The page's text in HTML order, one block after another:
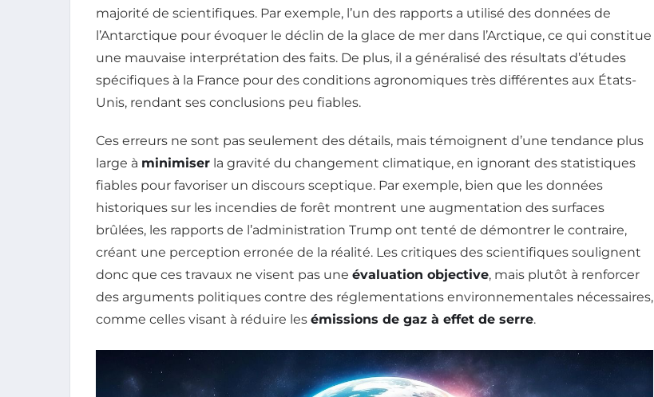
majorité de scientifiques. Par exemple, l’un des rapports a utilisé des données de
l’Antarctique pour évoquer le déclin de la glace de mer dans l’Arctique, ce qui constitue
une mauvaise interprétation des faits. De plus, il a généralisé des résultats d’études
spécifiques à la France pour des conditions agronomiques très différentes aux États-
Unis, rendant ses conclusions peu fiables.
Ces erreurs ne sont pas seulement des détails, mais témoignent d’une tendance plus
large à minimiser la gravité du changement climatique, en ignorant des statistiques
fiables pour favoriser un discours sceptique. Par exemple, bien que les données
historiques sur les incendies de forêt montrent une augmentation des surfaces
brûlées, les rapports de l’administration Trump ont tenté de démontrer le contraire,
créant une perception erronée de la réalité. Les critiques des scientifiques soulignent
donc que ces travaux ne visent pas une évaluation objective, mais plutôt à renforcer
des arguments politiques contre des réglementations environnementales nécessaires,
comme celles visant à réduire les émissions de gaz à effet de serre.